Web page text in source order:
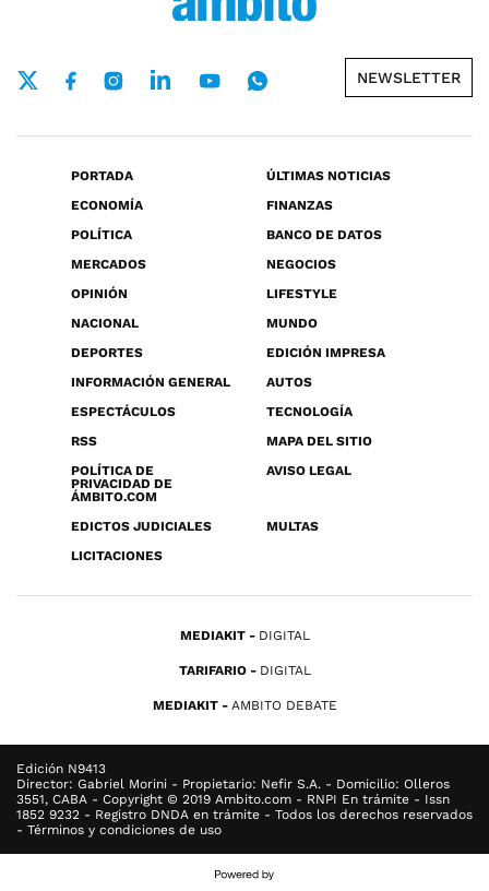
NEWSLETTER
PORTADA
ÚLTIMAS NOTICIAS
ECONOMÍA
FINANZAS
POLÍTICA
BANCO DE DATOS
MERCADOS
NEGOCIOS
OPINIÓN
LIFESTYLE
NACIONAL
MUNDO
DEPORTES
EDICIÓN IMPRESA
INFORMACIÓN GENERAL
AUTOS
ESPECTÁCULOS
TECNOLOGÍA
RSS
MAPA DEL SITIO
POLÍTICA DE
PRIVACIDAD DE
ÁMBITO.COM
AVISO LEGAL
EDICTOS JUDICIALES
MULTAS
LICITACIONES
MEDIAKIT DIGITAL
TARIFARIO DIGITAL
MEDIAKIT AMBITO DEBATE
Edición N9413
Director: Gabriel Morini - Propietario: Nefir S.A. - Domicilio: Olleros
3551, CABA - Copyright © 2019 Ambito.com - RNPI En trámite - Issn
1852 9232 - Registro DNDA en trámite - Todos los derechos reservados
- Términos y condiciones de uso